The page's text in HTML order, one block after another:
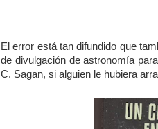
El error está tan difundido que
de divulgación de astronomía
C. Sagan, si alguien le hubiera